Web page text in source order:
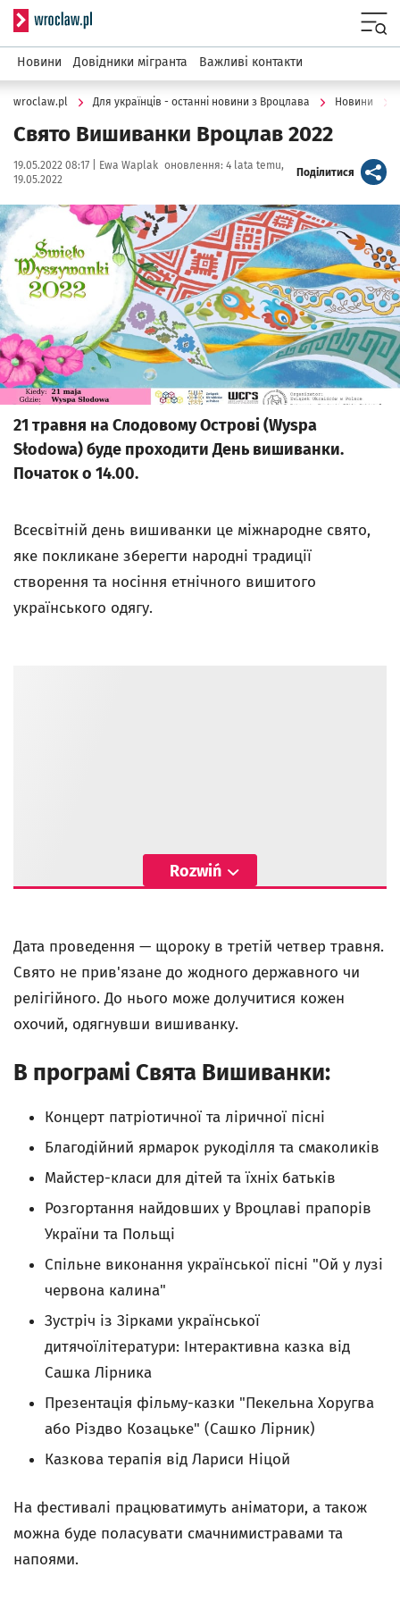
Serwis informacyjny wroclaw.pl
Новини Довідники мігранта Важливі контакти
wroclaw.pl Для українців - останні новини з Вроцлава Новини
Свято Вишиванки Вроцлав 2022
Data publikacji:
19.05.2022 08:17 | Autor:
Ewa Waplak оновлення: 4 lata temu,
19.05.2022
Поділитися artykuł
Kliknij, aby powiększyć
21 травня на Слодовому Островi (Wyspa
Słodowa) буде проходити День вишиванки.
Початок о 14.00.
Всесвітній день вишиванки це міжнародне свято,
яке покликане зберегти народні традиції
створення та носіння етнічного вишитого
українського одягу.
Rozwiń
Дата проведення — щороку в третій четвер травня.
Свято не прив'язане до жодного державного чи
релігійного. До нього може долучитися кожен
охочий, одягнувши вишиванку.
В програмі Свята Вишиванки:
Концерт патріотичної та ліричної пісні
Благодійний ярмарок рукоділля та смаколиків
Майстер-класи для дітей та їхніх батьків
Розгортання найдовших у Вроцлаві прапорів
України та Польщі
Спільне виконання української пісні "Ой у лузі
червона калина"
Зустріч із Зірками української
дитячоїлітератури: Інтерактивна казка від
Сашка Лірника
Презентація фільму-казки "Пекельна Хоругва
або Різдво Козацьке" (Сашко Лірник)
Казкова терапія від Лариси Ніцой
На фестивалі працюватимуть аніматори, а також
можна буде поласувати смачнимистравами та
напоями.